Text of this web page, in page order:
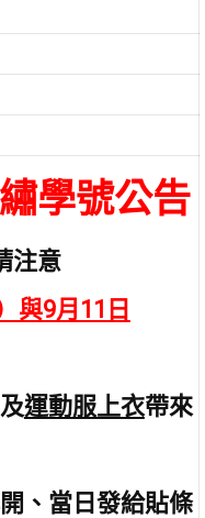
公告
注意
與9月11日
及運動服上衣帶來
、當日發給貼條